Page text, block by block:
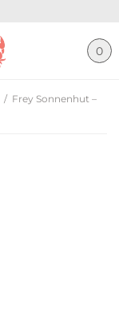
0
/ Frey Sonnenhut –